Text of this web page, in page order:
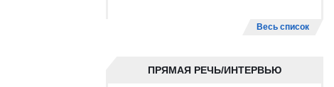
Весь список
ПРЯМАЯ РЕЧЬ/ИНТЕРВЬЮ